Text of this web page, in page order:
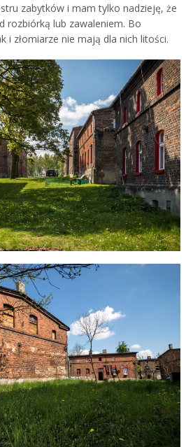
zabytków i mam tylko nadzieję, że
rozbiórką lub zawaleniem. Bo
i złomiarze nie mają dla nich litości.